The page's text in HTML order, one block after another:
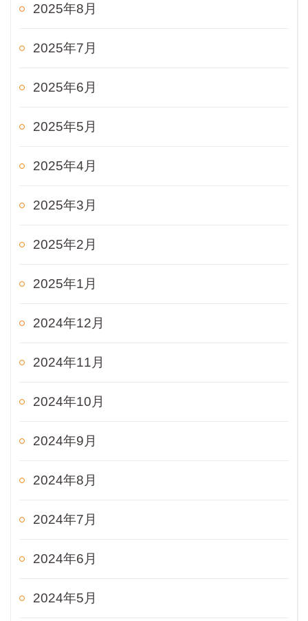
2025年8月
2025年7月
2025年6月
2025年5月
2025年4月
2025年3月
2025年2月
2025年1月
2024年12月
2024年11月
2024年10月
2024年9月
2024年8月
2024年7月
2024年6月
2024年5月